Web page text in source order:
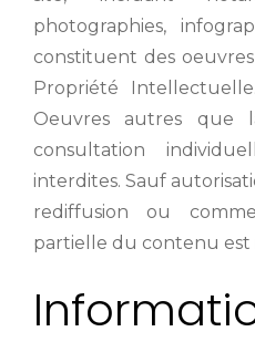
photographies,
constituent des
Propriété
Oeuvres autres que
consultation
interdites. Sauf
rediffusion ou
partielle du contenu est